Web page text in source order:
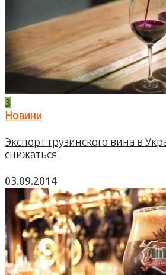
3
Новини
Экспорт грузинского вина в
снижаться
03.09.2014